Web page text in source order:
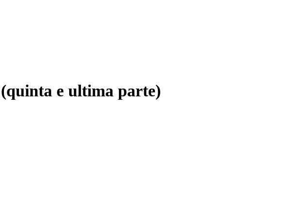
e ultima parte)